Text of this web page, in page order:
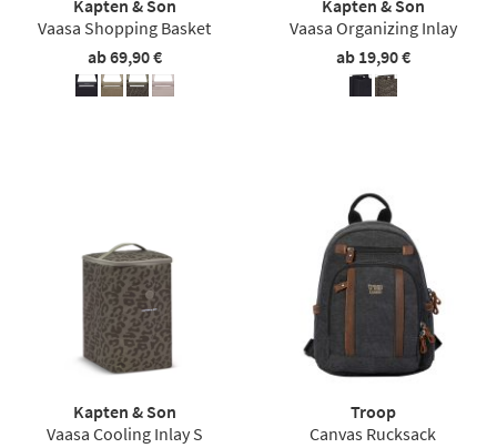
Kapten & Son
Vaasa Shopping Basket
ab 69,90 €
Kapten & Son
Vaasa Organizing Inlay
ab 19,90 €
Kapten & Son
Vaasa Cooling Inlay S
Troop
Canvas Rucksack